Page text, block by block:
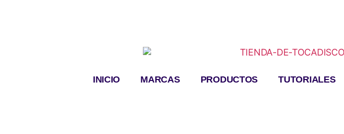
INICIO MARCAS PRODUCTOS TUTORIALES